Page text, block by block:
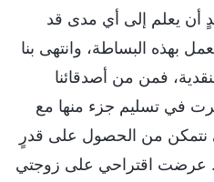
أن يعلم إلى أي مدى قد
بهذه البساطة، وانتهى بنا
فمن من أصدقائنا
في تسليم جزء منها مع
نتمكن من الحصول على قدرٍ
عرضت اقتراحي على زوجتي